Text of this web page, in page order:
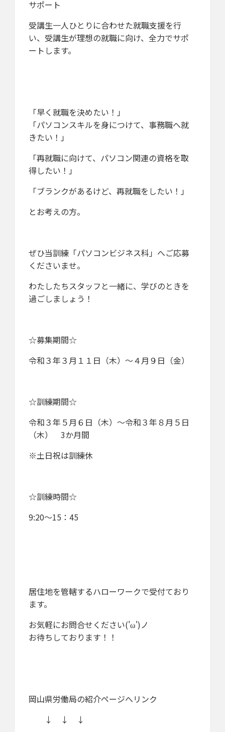
サポート
受講生一人ひとりに合わせた就職支援を行
い、受講生が理想の就職に向け、全力でサポ
ートします。
「早く就職を決めたい！」
「パソコンスキルを身につけて、事務職へ就
きたい！」
「再就職に向けて、パソコン関連の資格を取
得したい！」
「ブランクがあるけど、再就職をしたい！」
とお考えの方。
ぜひ当訓練「パソコンビジネス科」へご応募
くださいませ。
わたしたちスタッフと一緒に、学びのときを
過ごしましょう！
☆募集期間☆
令和３年３月１１日（木）～４月９日（金）
☆訓練期間☆
令和３年５月６日（木）～令和３年８月５日
（木） 3か月間
※土日祝は訓練休
☆訓練時間☆
9:20～15：45
居住地を管轄するハローワークで受付ており
ます。
お気軽にお問合せください('ω')ノ
お待ちしております！！
岡山県労働局の紹介ページへリンク
↓ ↓ ↓